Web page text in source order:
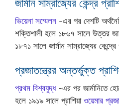
জার্মান সাম্রাজ্যের কেন্দ্র
ভিয়েনা সম্মেলন -এর পর দেশটি
শক্তিশালী হলে ১৮৬৭ সালে উত্তর
১৮৭১ সালে জার্মান সাম্রাজ্যের
প্রজাতন্ত্রের অন্তর্ভুক্ত
প্রথম বিশ্বযুদ্ধ-এর পর জার্মানিতে
হলে ১৯১৯ সালে প্রাশিয়া ওয়েমার